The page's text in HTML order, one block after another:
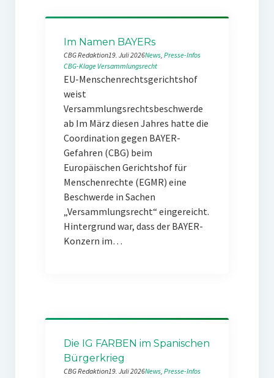
Im Namen BAYERs
CBG Redaktion19. Juli 2026News, Presse-Infos
CBG-Klage Versammlungsrecht
EU-Menschenrechtsgerichtshof
weist
Versammlungsrechtsbeschwerde
ab Im März diesen Jahres hatte die
Coordination gegen BAYER-
Gefahren (CBG) beim
Europäischen Gerichtshof für
Menschenrechte (EGMR) eine
Beschwerde in Sachen
„Versammlungsrecht“ eingereicht.
Hintergrund war, dass der BAYER-
Konzern im…
Die IG FARBEN im Spanischen
Bürgerkrieg
CBG Redaktion19. Juli 2026News, Presse-Infos